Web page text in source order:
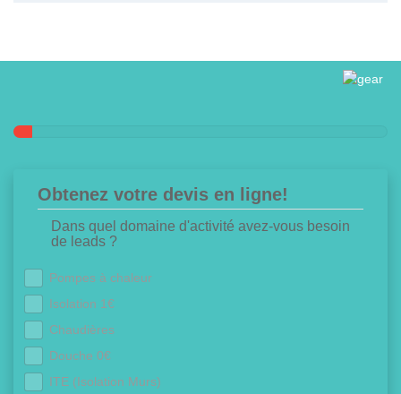
Obtenez votre devis en ligne!
Dans quel domaine d'activité avez-vous besoin
de leads ?
Pompes à chaleur
Isolation 1€
Chaudières
Douche 0€
ITE (Isolation Murs)